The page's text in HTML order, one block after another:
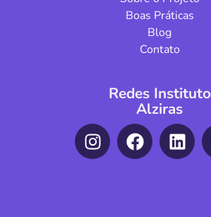
Boas Práticas
Blog
Contato
Redes Instituto
Alziras